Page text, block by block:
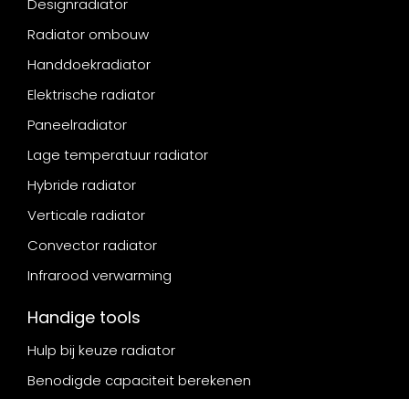
Radiator ombouw
Handdoekradiator
Elektrische radiator
Paneelradiator
Lage temperatuur radiator
Hybride radiator
Verticale radiator
Convector radiator
Infrarood verwarming
Handige tools
Hulp bij keuze radiator
Benodigde capaciteit berekenen